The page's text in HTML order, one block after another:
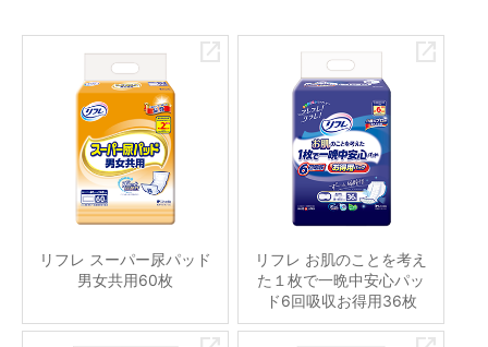
リフレ スーパー尿パッド
男女共用60枚
リフレ お肌のことを考え
た１枚で一晩中安心パッ
ド6回吸収お得用36枚